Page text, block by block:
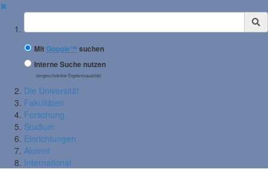
✖
Suchbegriff
MitGoogle™ suchen
Interne Suche nutzen
(eingeschränkte Ergebnisqualität)
Die Universität
Fakultäten
Forschung
Studium
Einrichtungen
Alumni
International